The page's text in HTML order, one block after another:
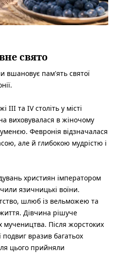
свято
вшановує пам'ять святої
та IV століть у місті
виховувалася в жіночому
Февронія відзначалася
але й глибокою мудрістю і
християн імператором
язичницькі воїни.
шлюб із вельможею та
Дівчина рішуче
Після жорстоких
подвиг вразив багатьох
цього прийняли